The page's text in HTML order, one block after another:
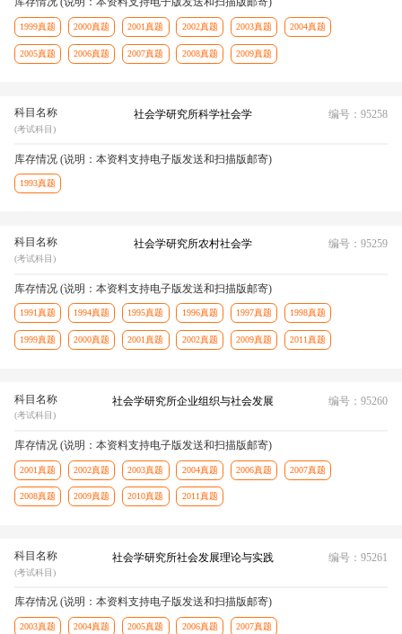
1999真题 2000真题 2001真题 2002真题 2003真题 2004真题
2005真题 2006真题 2007真题 2008真题 2009真题
科目名称
(考试科目)
社会学研究所科学社会学 编号：95258
库存情况 (说明：本资料支持电子版发送和扫描版邮寄)
1993真题
科目名称
(考试科目)
社会学研究所农村社会学 编号：95259
库存情况 (说明：本资料支持电子版发送和扫描版邮寄)
1991真题 1994真题 1995真题 1996真题 1997真题 1998真题
1999真题 2000真题 2001真题 2002真题 2009真题 2011真题
科目名称
(考试科目)
社会学研究所企业组织与社会发展 编号：95260
库存情况 (说明：本资料支持电子版发送和扫描版邮寄)
2001真题 2002真题 2003真题 2004真题 2006真题 2007真题
2008真题 2009真题 2010真题 2011真题
科目名称
(考试科目)
社会学研究所社会发展理论与实践 编号：95261
库存情况 (说明：本资料支持电子版发送和扫描版邮寄)
2003真题 2004真题 2005真题 2006真题 2007真题